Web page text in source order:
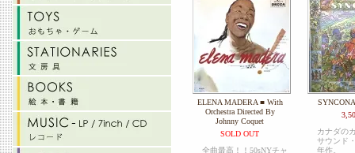
ELENA MADERA ■ With
Orchestra Directed By
Johnny Coquet
SOLD OUT
全曲最高！！50sNYチャ
カナダの
サウンド
年作。